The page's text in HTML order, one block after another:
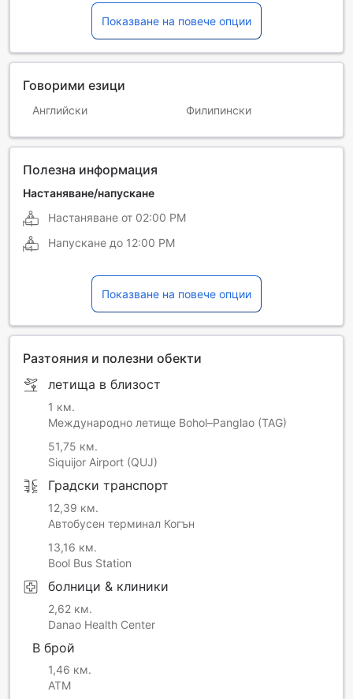
Показване на повече опции
Говорими езици
Английски Филипински
Полезна информация
Настаняване/напускане
Настаняване от 02:00 PM
Напускане до 12:00 PM
Показване на повече опции
Разтояния и полезни обекти
летища в близост
1 км.
Международно летище Bohol–Panglao (TAG)
51,75 км.
Siquijor Airport (QUJ)
Градски транспорт
12,39 км.
Автобусен терминал Когън
13,16 км.
Bool Bus Station
болници & клиники
2,62 км.
Danao Health Center
В брой
1,46 км.
ATM